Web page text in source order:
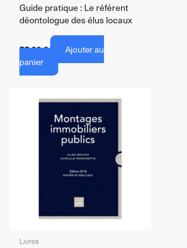
Guide pratique : Le référent
déontologue des élus locaux
55,00€
Ajouter au
panier
Livres